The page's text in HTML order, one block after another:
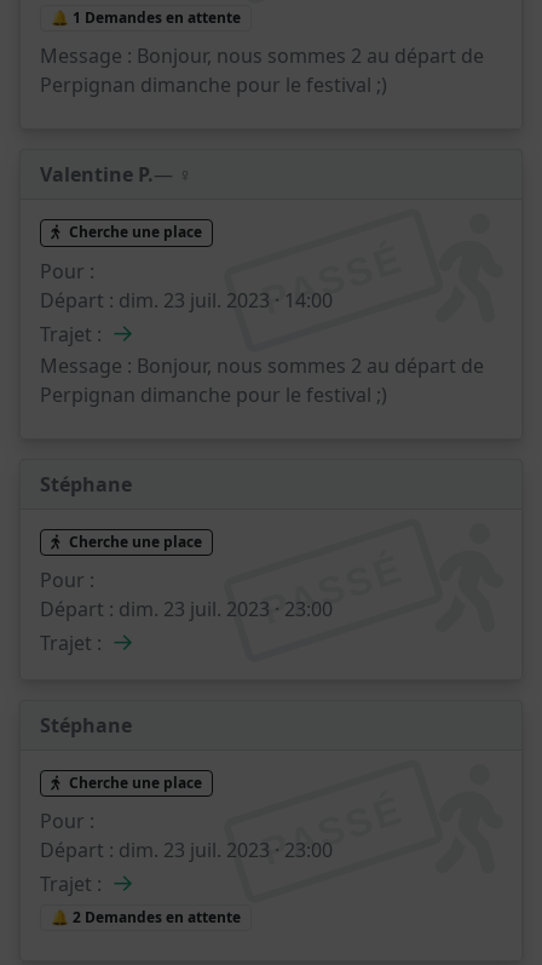
🔔 1 Demandes en attente
Message : Bonjour, nous sommes 2 au départ de
Perpignan dimanche pour le festival ;)
Valentine P.— ♀️
PASSÉ
Cherche une place
Pour :
Départ : dim. 23 juil. 2023 · 14:00
Trajet : →
Message : Bonjour, nous sommes 2 au départ de
Perpignan dimanche pour le festival ;)
Stéphane
PASSÉ
Cherche une place
Pour :
Départ : dim. 23 juil. 2023 · 23:00
Trajet : →
Stéphane
PASSÉ
Cherche une place
Pour :
Départ : dim. 23 juil. 2023 · 23:00
Trajet : →
🔔 2 Demandes en attente